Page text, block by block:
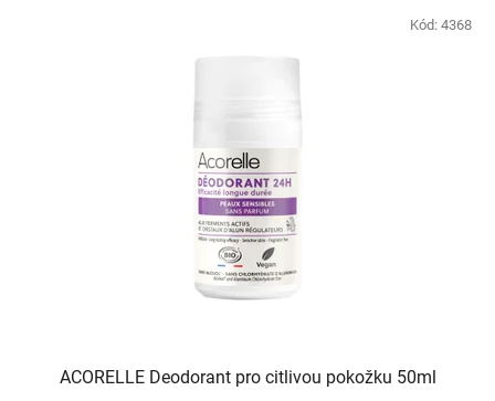
ACORELLE Deodorant pro citlivou pokožku 50ml
Kód: 4368